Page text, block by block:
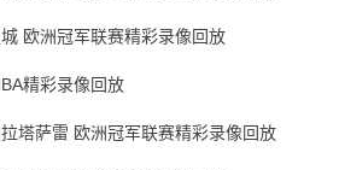
欧洲冠军联赛精彩录像回放
精彩录像回放
塔萨雷 欧洲冠军联赛精彩录像回放